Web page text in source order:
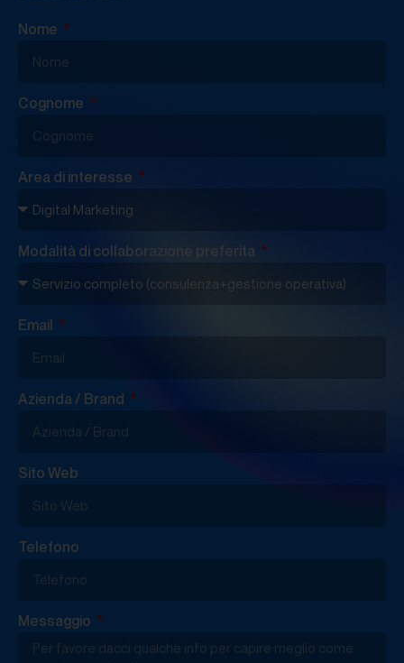
Nome
Cognome
Area di interesse
Modalità di collaborazione preferita
Email
Azienda / Brand
Sito Web
Telefono
Messaggio